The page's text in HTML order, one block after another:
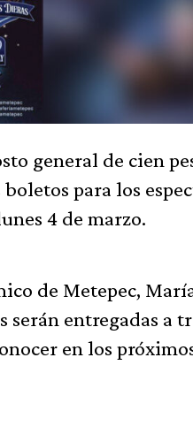
general de cien
para los
4 de marzo.
de Metepec,
entregadas a
en los